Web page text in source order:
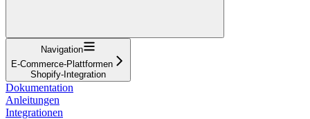
Navigation
E-Commerce-Plattformen
Shopify-Integration
Dokumentation
Anleitungen
Integrationen